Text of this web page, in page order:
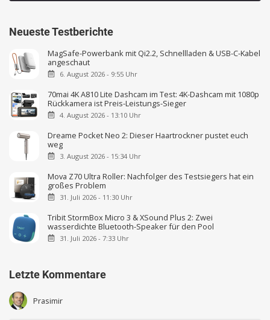
Neueste Testberichte
MagSafe-Powerbank mit Qi2.2, Schnellladen & USB-C-Kabel
angeschaut
6. August 2026 - 9:55 Uhr
70mai 4K A810 Lite Dashcam im Test: 4K-Dashcam mit 1080p
Rückkamera ist Preis-Leistungs-Sieger
4. August 2026 - 13:10 Uhr
Dreame Pocket Neo 2: Dieser Haartrockner pustet euch
weg
3. August 2026 - 15:34 Uhr
Mova Z70 Ultra Roller: Nachfolger des Testsiegers hat ein
großes Problem
31. Juli 2026 - 11:30 Uhr
Tribit StormBox Micro 3 & XSound Plus 2: Zwei
wasserdichte Bluetooth-Speaker für den Pool
31. Juli 2026 - 7:33 Uhr
Letzte Kommentare
Prasimir